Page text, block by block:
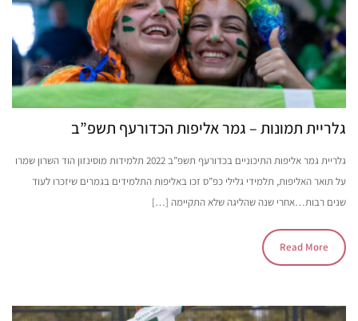
גלריית תמונות – גמר אליפות הכדורעף תשפ”ב
גלריית גמר אליפות התיכוניים בכדורעף תשפ”ב 2022 תלמידות מוסינזון הוד השרון שמרו
על תואר האליפות, תלמידי גלילי כפ”ס זכו באליפות התלמידים בגמרים שיזכרו לעוד
שנים רבות…אחרי שנה שהליגה שלא התקיימה […]
Read More